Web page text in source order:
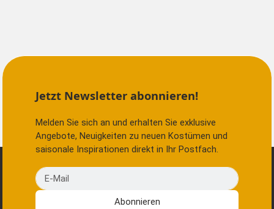
Jetzt Newsletter abonnieren!
Melden Sie sich an und erhalten Sie exklusive
Angebote, Neuigkeiten zu neuen Kostümen und
saisonale Inspirationen direkt in Ihr Postfach.
E-Mail
Abonnieren